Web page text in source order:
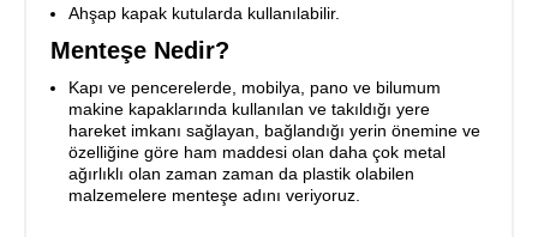
Ahşap kapak kutularda kullanılabilir.
Menteşe Nedir?
Kapı ve pencerelerde, mobilya, pano ve bilumum
makine kapaklarında kullanılan ve takıldığı yere
hareket imkanı sağlayan, bağlandığı yerin önemine ve
özelliğine göre ham maddesi olan daha çok metal
ağırlıklı olan zaman zaman da plastik olabilen
malzemelere menteşe adını veriyoruz.